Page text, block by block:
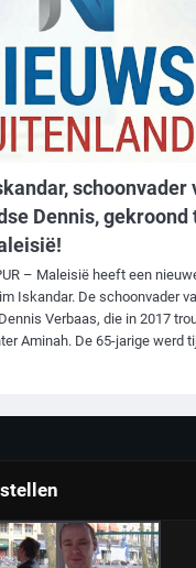
schoonvader
Dennis, gekroond
– Maleisië heeft een
Iskandar. De schoonvader
Verbaas, die in 2017
Aminah. De 65-jarige werd